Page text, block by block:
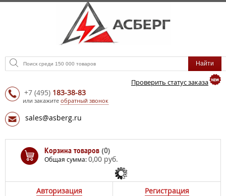
Проверить статус заказа
+7 (495) 183-38-83
или закажите обратный звонок
sales@asberg.ru
Корзина товаров (0)
Общая сумма:0,00 руб.
Авторизация Регистрация